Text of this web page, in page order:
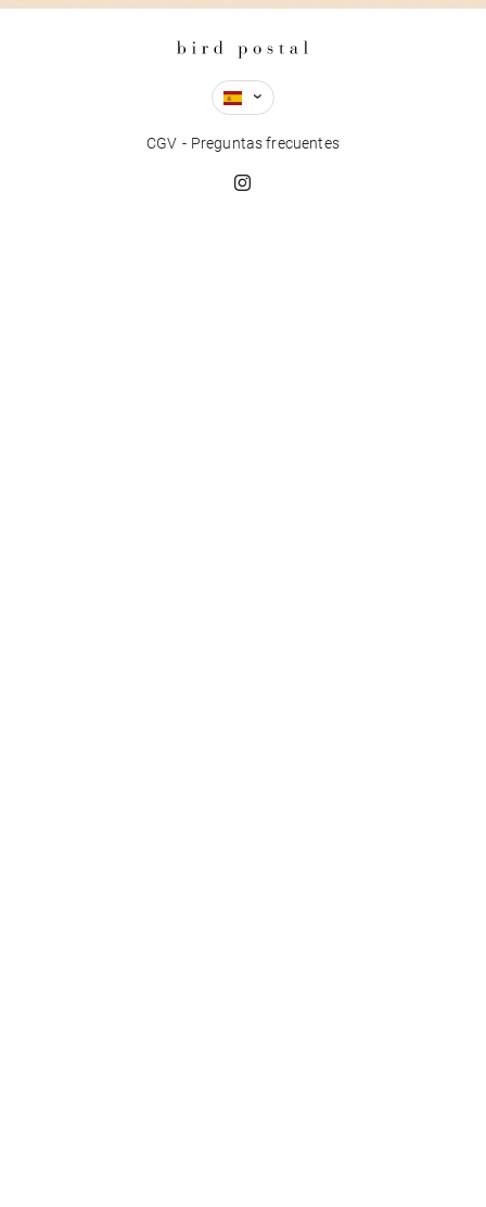
CGV Preguntas frecuentes